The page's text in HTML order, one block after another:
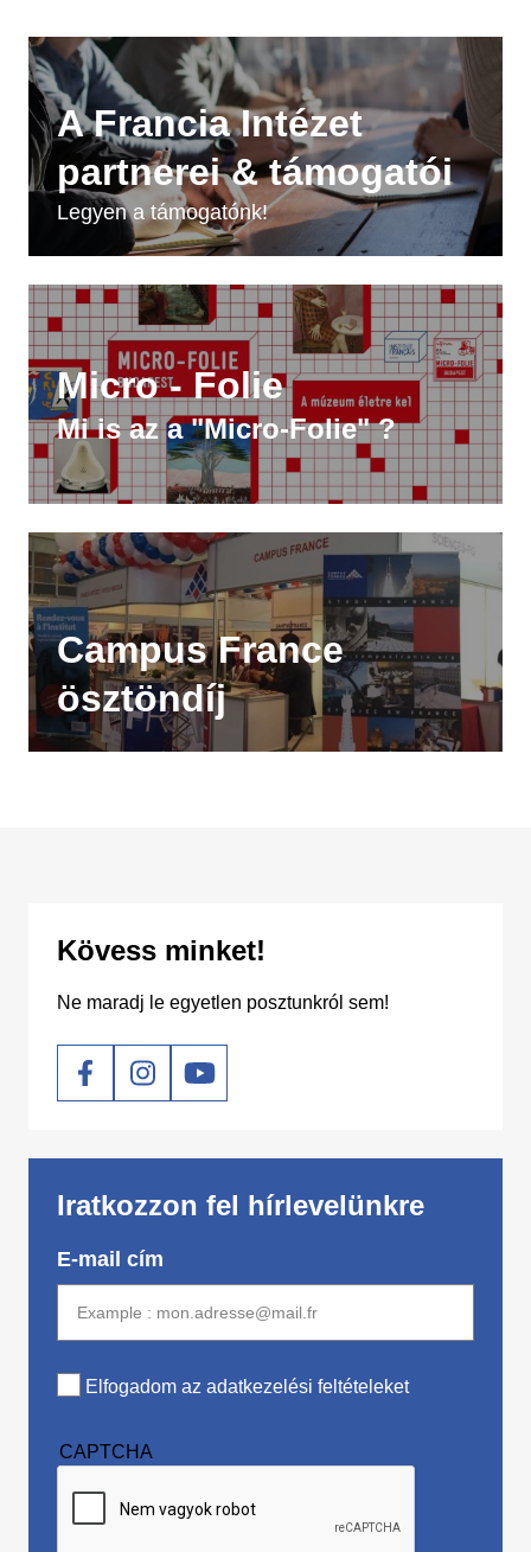
A Francia Intézet
partnerei & támogatói
Legyen a támogatónk!
Micro - Folie
Mi is az a "Micro-Folie" ?
Campus France
ösztöndíj
Kövess minket!
Ne maradj le egyetlen posztunkról sem!
Social
Iratkozzon fel hírlevelünkre
E-mail cím
Elfogadom az adatkezelési feltételeket
CAPTCHA